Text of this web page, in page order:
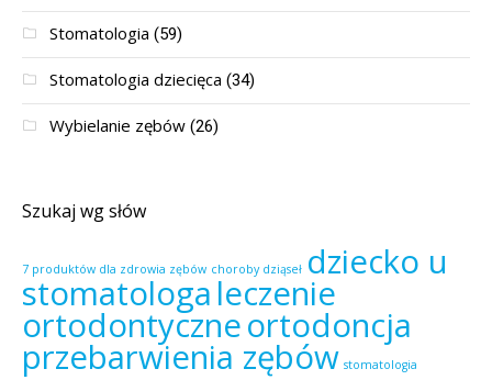
Stomatologia (59)
Stomatologia dziecięca (34)
Wybielanie zębów (26)
Szukaj wg słów
7 produktów dla zdrowia zębów choroby dziąseł dziecko u
stomatologa leczenie
ortodontyczneortodoncja
przebarwienia zębów stomatologia